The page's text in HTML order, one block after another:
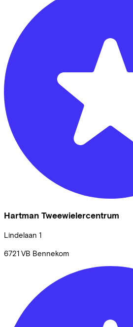
Hartman Tweewielercentrum
Lindelaan 1
6721 VB Bennekom